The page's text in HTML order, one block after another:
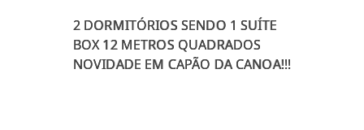
2 DORMITÓRIOS SENDO 1 SUÍTE
BOX 12 METROS QUADRADOS